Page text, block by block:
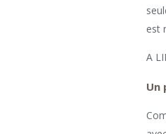
est
A
Un